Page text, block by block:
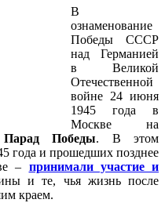
В
ознаменование
Победы СССР
над Германией
в Великой
Отечественной
войне 24 июня
1945 года в
Москве на
Парад Победы. В этом
года и прошедших позднее
– принимали участие и
и те, чья жизнь после
краем.